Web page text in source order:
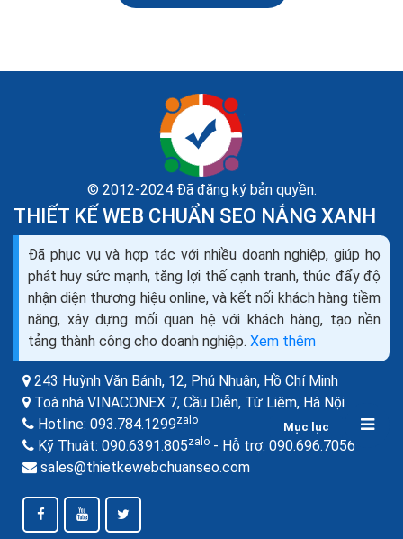
Mục lục
Tăng traffic website từ instagram kéo traffic để
seo web top Google
Nếu doanh nghiệp của bạn chưa tạo ra lưu lượng truy
cập từ Instagram, bây giờ là lúc để bắt đầu mọi thứ và
bắt đầu. Hãy nhớ rằng, khi nói đến...
© 2012-2024 Đã đăng ký bản quyền.
THIẾT KẾ WEB CHUẨN SEO NẮNG XANH
Đã phục vụ và hợp tác với nhiều doanh nghiệp, giúp họ
phát huy sức mạnh, tăng lợi thế cạnh tranh, thúc đẩy độ
nhận diện thương hiệu online, và kết nối khách hàng tiềm
năng, xây dựng mối quan hệ với khách hàng, tạo nền
tảng thành công cho doanh nghiệp. Xem thêm
243 Huỳnh Văn Bánh, 12, Phú Nhuận, Hồ Chí Minh
Toà nhà VINACONEX 7, Cầu Diễn, Từ Liêm, Hà Nội
Hotline: 093.784.1299zalo
Kỹ Thuật: 090.6391.805zalo - Hỗ trợ: 090.696.7056
sales@thietkewebchuanseo.com